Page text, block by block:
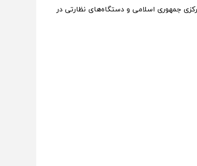
جمهوری اسلامی و دستگاه‌های نظارتی در